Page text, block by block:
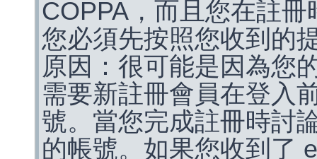
COPPA，而且您在註
您必須先按照您收到的
原因：很可能是因為您
需要新註冊會員在登入
號。當您完成註冊時討
的帳號。如果您收到了